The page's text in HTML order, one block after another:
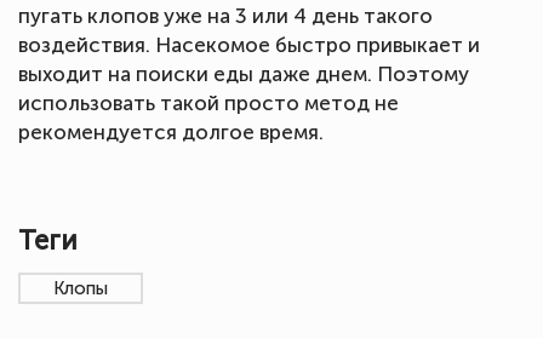
пугать клопов уже на 3 или 4 день такого
воздействия. Насекомое быстро привыкает и
выходит на поиски еды даже днем. Поэтому
использовать такой просто метод не
рекомендуется долгое время.
Теги
Клопы